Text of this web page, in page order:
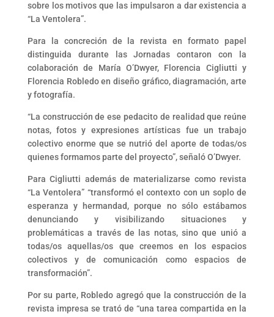
sobre los motivos que las impulsaron a dar existencia a
“La Ventolera”.
Para la concreción de la revista en formato papel
distinguida durante las Jornadas contaron con la
colaboración de María O’Dwyer, Florencia Cigliutti y
Florencia Robledo en diseño gráfico, diagramación, arte
y fotografía.
“La construcción de ese pedacito de realidad que reúne
notas, fotos y expresiones artísticas fue un trabajo
colectivo enorme que se nutrió del aporte de todas/os
quienes formamos parte del proyecto”, señaló O’Dwyer.
Para Cigliutti además de materializarse como revista
“La Ventolera” “transformó el contexto con un soplo de
esperanza y hermandad, porque no sólo estábamos
denunciando y visibilizando situaciones y
problemáticas a través de las notas, sino que unió a
todas/os aquellas/os que creemos en los espacios
colectivos y de comunicación como espacios de
transformación”.
Por su parte, Robledo agregó que la construcción de la
revista impresa se trató de “una tarea compartida en la